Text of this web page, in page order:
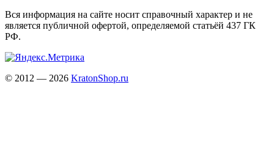
Вся информация на сайте носит справочный характер и не
является публичной офертой, определяемой статьёй 437 ГК
РФ.
© 2012 — 2026 KratonShop.ru